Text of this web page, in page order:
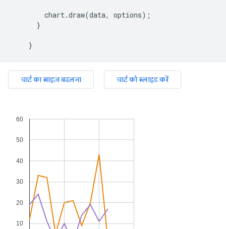
chart.draw(data, options);
}
}